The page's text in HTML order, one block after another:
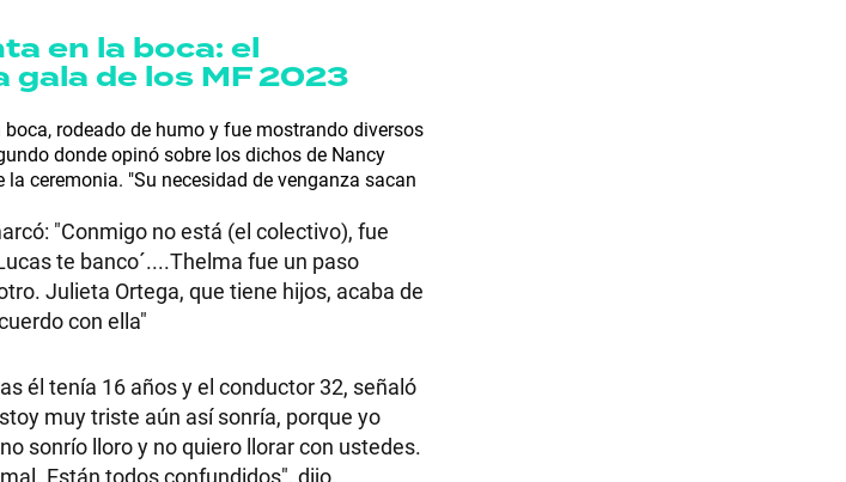
en la boca: el
de los MF 2023
rodeado de humo y fue mostrando diversos
donde opinó sobre los dichos de Nancy
ceremonia. "Su necesidad de venganza sacan
"Conmigo no está (el colectivo), fue
te banco´....Thelma fue un paso
Julieta Ortega, que tiene hijos, acaba de
con ella"
él tenía 16 años y el conductor 32, señaló
muy triste aún así sonría, porque yo
sonrío lloro y no quiero llorar con ustedes.
Están todos confundidos", dijo.
Seguinos